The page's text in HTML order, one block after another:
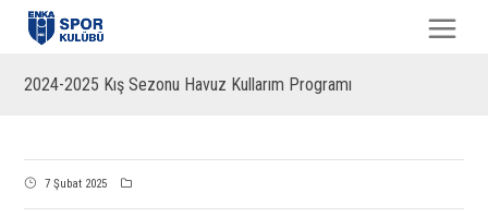
2024-2025 Kış Sezonu Havuz Kullarım Programı
7 Şubat 2025